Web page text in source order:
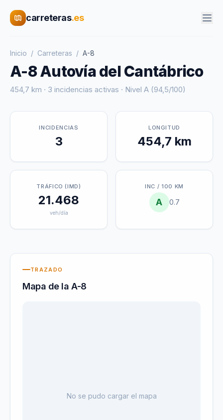
carreteras.es
Inicio / Carreteras / A-8
A-8 Autovía del Cantábrico
454,7 km · 3 incidencias activas · Nivel A (94,5/100)
INCIDENCIAS
3
LONGITUD
454,7 km
TRÁFICO (IMD)
21.468
veh/día
INC / 100 KM
A 0.7
TRAZADO
Mapa de laA-8
No se pudo cargar el mapa